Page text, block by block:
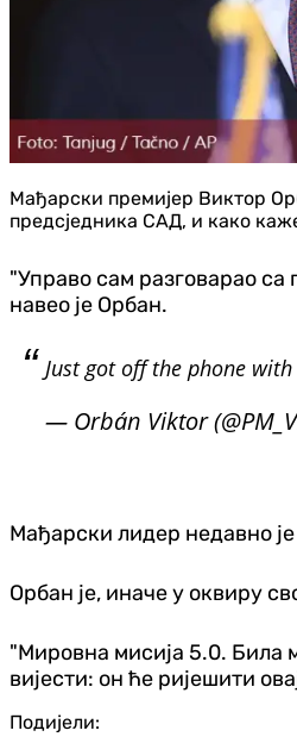
Мађарски премијер Виктор
предсједника САД, и како
"Управо сам разговарао
навео је Орбан.
Just got off the phone
— Orbán Viktor
Мађарски лидер недавно
Орбан је, иначе у оквиру
"Мировна мисија 5.0. Била
вијести: он ће ријешити
Подијели: